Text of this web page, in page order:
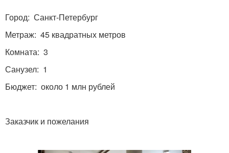
Город: Санкт-Петербург
Метраж: 45 квадратных метров
Комната: 3
Санузел: 1
Бюджет: около 1 млн рублей
Заказчик и пожелания